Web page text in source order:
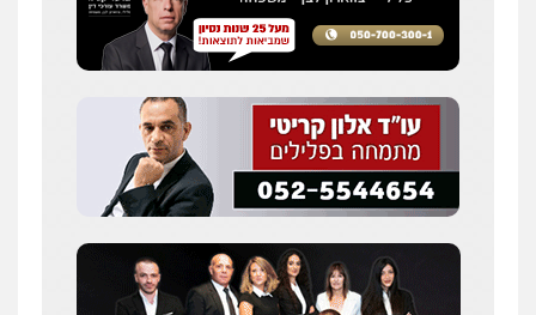
שחר לדובסקי, עו"ד
פלילי מעצרים וחקירות עבירות המתה
0507913332